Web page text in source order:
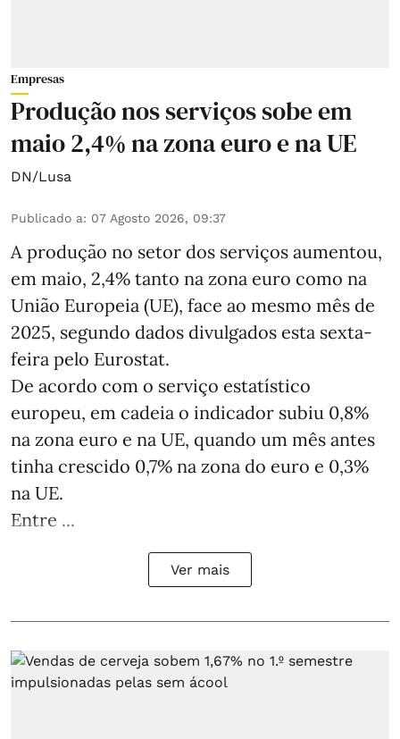
Empresas
Produção nos serviços sobe em
maio 2,4% na zona euro e na UE
DN/Lusa
Publicado a: 07 Agosto 2026, 09:37
A produção no setor dos serviços aumentou,
em maio, 2,4% tanto na zona euro como na
União Europeia (UE), face ao mesmo mês de
2025, segundo dados divulgados esta sexta-
feira pelo Eurostat.
De acordo com o serviço estatístico
europeu, em cadeia o indicador subiu 0,8%
na zona euro e na UE, quando um mês antes
tinha crescido 0,7% na zona do euro e 0,3%
na UE.
Entre ...
Ver mais